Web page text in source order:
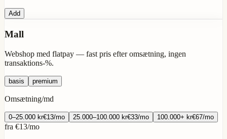
Add
Mall
Webshop med flatpay — fast pris efter omsætning, ingen
transaktions-%.
basis premium
Omsætning/md
0–25.000 kr€13/mo 25.000–100.000 kr€33/mo 100.000+ kr€67/mo
fra €13/mo